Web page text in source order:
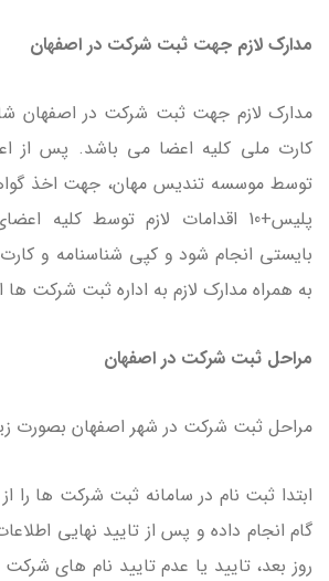
مدارک لازم جهت ثبت شرکت در اصفهان
مدارک لازم جهت ثبت شرکت در اصفهان
کارت ملی کلیه اعضا می باشد. پس از
توسط موسسه تندیس مهان، جهت اخذ
پلیس+10 اقدامات لازم توسط
بایستی انجام شود و کپی شناسنامه و
به همراه مدارک لازم به اداره ثبت شرکت ها
مراحل ثبت شرکت در اصفهان
مراحل ثبت شرکت در شهر اصفهان بصورت
ابتدا ثبت نام در سامانه ثبت شرکت ها را
گام انجام داده و پس از تایید نهایی
روز بعد، تایید یا عدم تایید نام های شرکت